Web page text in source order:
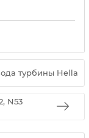
турбины Hella
N53